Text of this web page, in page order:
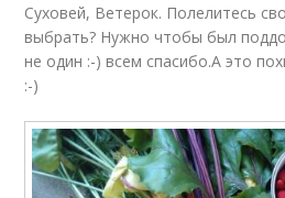
Суховей, Ветерок. Полелитесь
выбрать? Нужно чтобы был
не один :-) всем спасибо.А это
:-)